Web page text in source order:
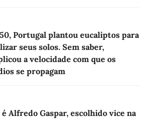
Portugal plantou eucaliptos para
seus solos. Sem saber,
a velocidade com que os
se propagam
é Alfredo Gaspar, escolhido vice na